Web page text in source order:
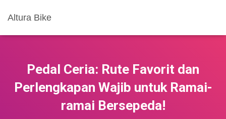
Altura Bike
Pedal Ceria: Rute Favorit dan
Perlengkapan Wajib untuk Ramai-
ramai Bersepeda!